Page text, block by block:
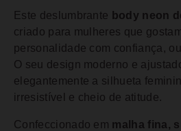
Este deslumbrante body neon
criado para mulheres que
personalidade com confiança,
O seu design moderno e
elegantemente a silhueta
irresistível e cheio de atitude.
Confeccionado em malha fina,